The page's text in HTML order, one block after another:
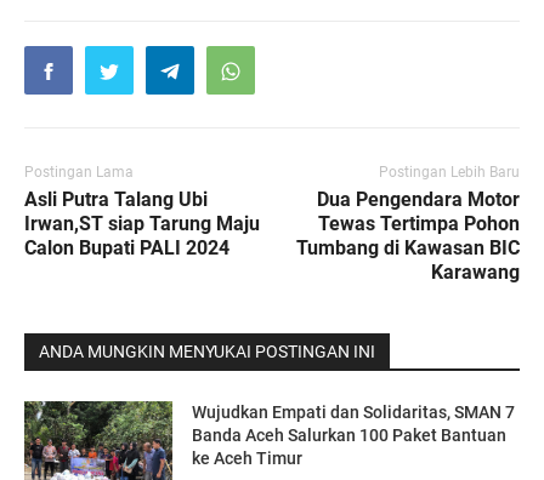
Postingan Lama
Asli Putra Talang Ubi
Irwan,ST siap Tarung Maju
Calon Bupati PALI 2024
Postingan Lebih Baru
Dua Pengendara Motor
Tewas Tertimpa Pohon
Tumbang di Kawasan BIC
Karawang
ANDA MUNGKIN MENYUKAI POSTINGAN INI
Wujudkan Empati dan Solidaritas, SMAN 7
Banda Aceh Salurkan 100 Paket Bantuan
ke Aceh Timur